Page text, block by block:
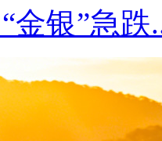
金银”急跌